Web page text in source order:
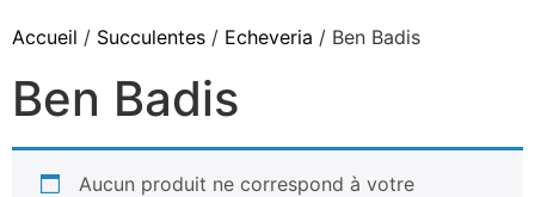
Accueil / Succulentes / Echeveria / Ben Badis
Ben Badis
Aucun produit ne correspond à votre